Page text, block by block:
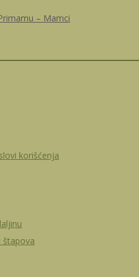
– Mamci
korišćenja
štapova